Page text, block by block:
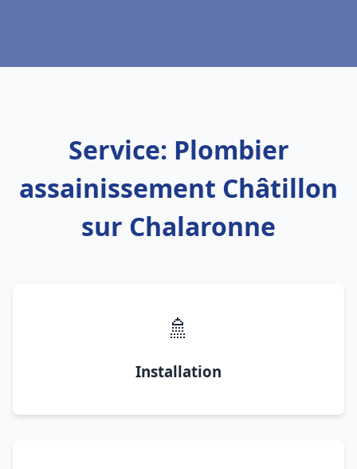
Service: Plombier
assainissement Châtillon
sur Chalaronne
🚿
Installation